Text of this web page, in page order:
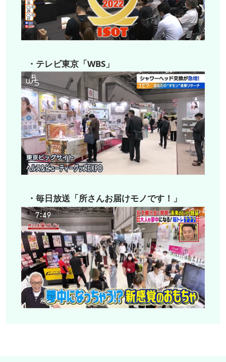
・テレビ東京「WBS」
・毎日放送「所さんお届けモノです！」